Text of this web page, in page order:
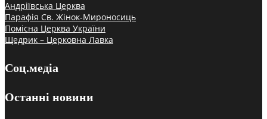
Андріївська Церква
Парафія Св. Жінок-Мироносиць
Помісна Церква України
Щедрик – Церковна Лавка
Соц.медіа
Останні новини